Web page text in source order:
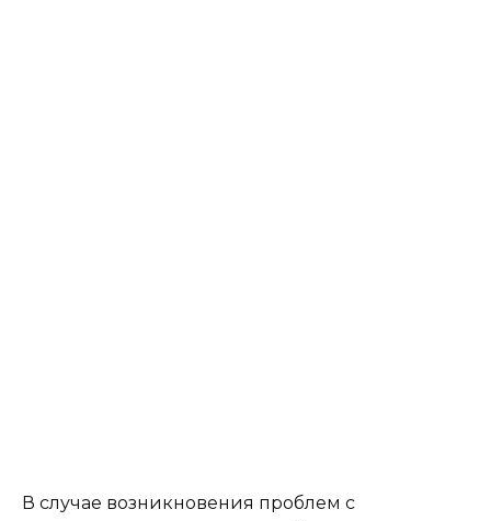
В случае возникновения проблем с